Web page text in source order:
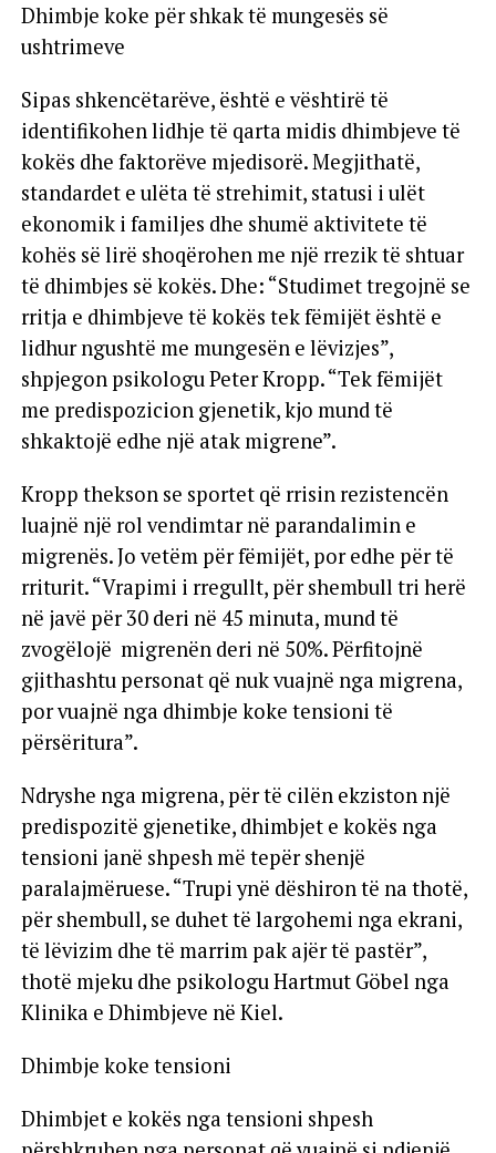
Dhimbje koke për shkak të mungesës së
ushtrimeve
Sipas shkencëtarëve, është e vështirë të
identifikohen lidhje të qarta midis dhimbjeve të
kokës dhe faktorëve mjedisorë. Megjithatë,
standardet e ulëta të strehimit, statusi i ulët
ekonomik i familjes dhe shumë aktivitete të
kohës së lirë shoqërohen me një rrezik të shtuar
të dhimbjes së kokës. Dhe: “Studimet tregojnë se
rritja e dhimbjeve të kokës tek fëmijët është e
lidhur ngushtë me mungesën e lëvizjes”,
shpjegon psikologu Peter Kropp. “Tek fëmijët
me predispozicion gjenetik, kjo mund të
shkaktojë edhe një atak migrene”.
Kropp thekson se sportet që rrisin rezistencën
luajnë një rol vendimtar në parandalimin e
migrenës. Jo vetëm për fëmijët, por edhe për të
rriturit. “Vrapimi i rregullt, për shembull tri herë
në javë për 30 deri në 45 minuta, mund të
zvogëlojë migrenën deri në 50%. Përfitojnë
gjithashtu personat që nuk vuajnë nga migrena,
por vuajnë nga dhimbje koke tensioni të
përsëritura”.
Ndryshe nga migrena, për të cilën ekziston një
predispozitë gjenetike, dhimbjet e kokës nga
tensioni janë shpesh më tepër shenjë
paralajmëruese. “Trupi ynë dëshiron të na thotë,
për shembull, se duhet të largohemi nga ekrani,
të lëvizim dhe të marrim pak ajër të pastër”,
thotë mjeku dhe psikologu Hartmut Göbel nga
Klinika e Dhimbjeve në Kiel.
Dhimbje koke tensioni
Dhimbjet e kokës nga tensioni shpesh